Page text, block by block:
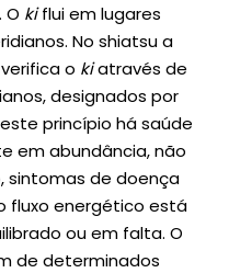
. O kiflui em lugares
No shiatsu a
o kiatravés de
designados por
princípio há saúde
em abundância, não
sintomas de doença
fluxo energético está
ou em falta. O
de determinados